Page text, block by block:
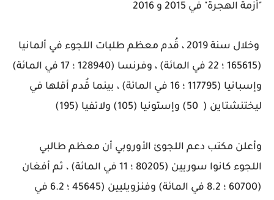
"أزمة الهجرة" في 2015 و 2016
وخلال سنة 2019 ، قُدم معظم طلبات اللجوء في ألمانيا
(165615 ؛ 22 في المائة) ، وفرنسا (128940 ؛ 17 في المائة)
وإسبانيا (117795 ؛ 16 في المائة) ، بينما قُدم أقلها في
ليختنشتاين ( 50) وإستونيا (105) ولاتفيا (195)
وأعلن مكتب دعم اللجوئ الأوروبي أن معظم طالبي
اللجوء كانوا سوريين (80205 ؛ 11 في المائة) ، ثم أفغان
(60700 ؛ 8.2 في المائة) وفنزويليين (45645 ؛ 6.2 في